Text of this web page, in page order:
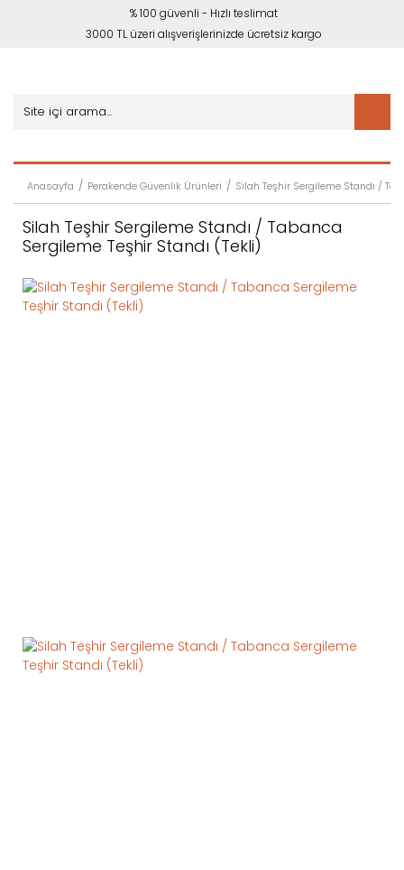
% 100 güvenli - Hızlı teslimat
3000 TL üzeri alışverişlerinizde ücretsiz kargo
Anasayfa Perakende Güvenlik Ürünleri Silah Teşhir Sergileme Standı /
Silah Teşhir Sergileme Standı / Tabanca
Sergileme Teşhir Standı (Tekli)